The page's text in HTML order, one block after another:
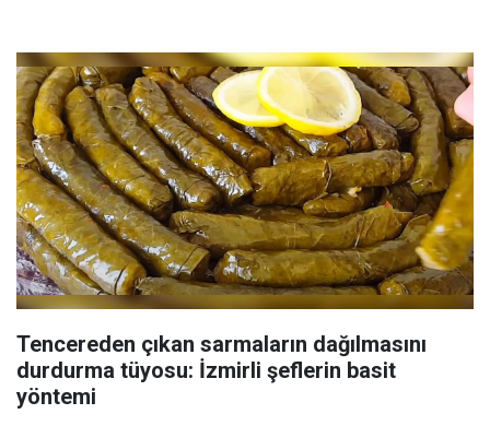
Tencereden çıkan sarmaların dağılmasını
durdurma tüyosu: İzmirli şeflerin basit
yöntemi